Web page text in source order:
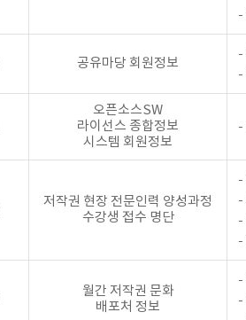
공유마당 회원정보
오픈소스SW
라이선스 종합정보
시스템 회원정보
저작권 현장 전문인력 양성과정
수강생 접수 명단
월간 저작권 문화
배포처 정보